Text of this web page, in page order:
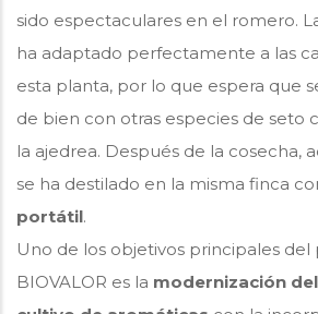
sido espectaculares en el romero.
ha adaptado perfectamente a las
esta planta, por lo que espera que
de bien con otras especies de seto
la ajedrea. Después de la cosecha,
se ha destilado en la misma finca
portátil.
Uno de los objetivos principales del
BIOVALOR es la modernización